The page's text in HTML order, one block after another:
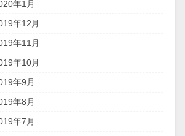
年1月
年12月
年11月
年10月
年9月
年8月
年7月